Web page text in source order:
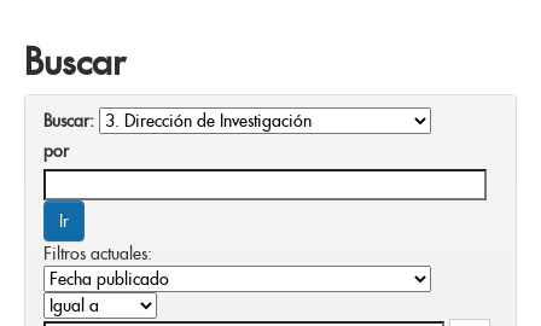
Buscar
Buscar:
por
Filtros actuales: